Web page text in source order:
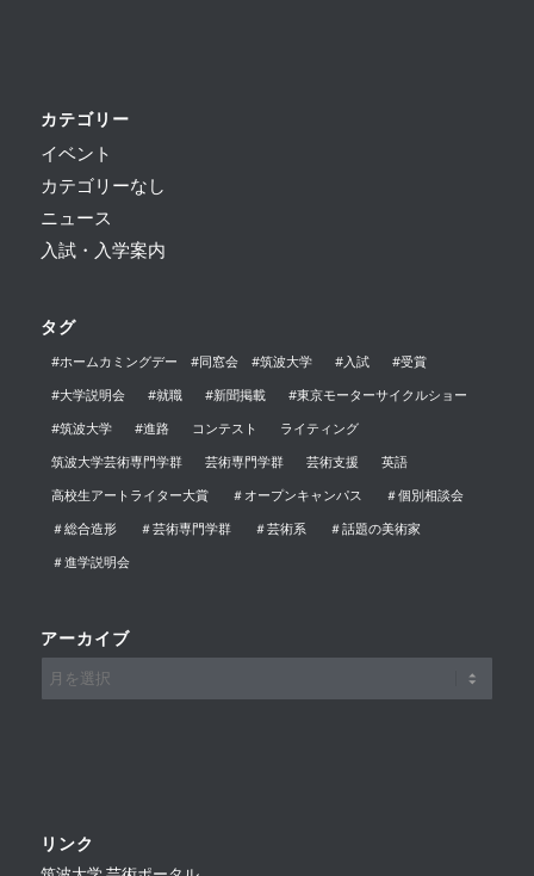
カテゴリー
イベント
カテゴリーなし
ニュース
入試・入学案内
タグ
#ホームカミングデー #同窓会 #筑波大学 #入試
#受賞
#大学説明会
#就職 #新聞掲載
#東京モーターサイクルショー
#筑波大学
#進路 コンテスト
ライティング
筑波大学芸術専門学群
芸術専門学群 芸術支援
英語
高校生アートライター大賞
＃オープンキャンパス
＃個別相談会
＃総合造形
＃芸術専門学群 ＃芸術系
＃話題の美術家
＃進学説明会
アーカイブ
リンク